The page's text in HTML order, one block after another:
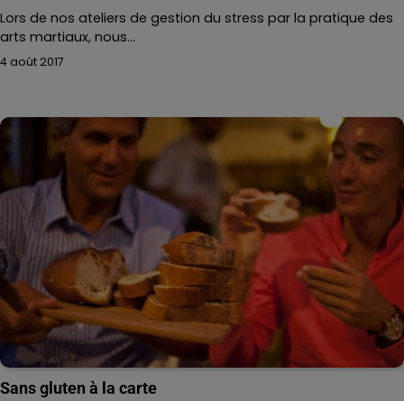
Lors de nos ateliers de gestion du stress par la pratique des
arts martiaux, nous…
4 août 2017
Sans gluten à la carte